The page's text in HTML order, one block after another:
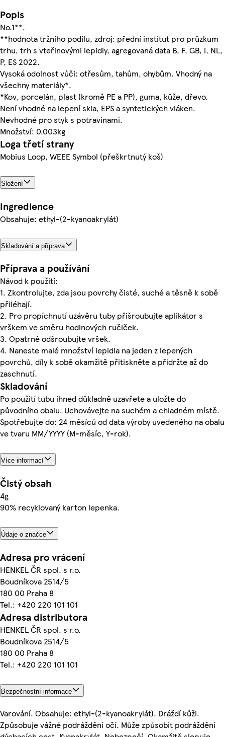
Popis
No.1**.
**hodnota tržního podílu, zdroj: přední institut pro průzkum
trhu, trh s vteřinovými lepidly, agregovaná data B, F, GB, I, NL,
P, ES 2022.
Vysoká odolnost vůči: otřesům, tahům, ohybům. Vhodný na
všechny materiály*.
*Kov, porcelán, plast (kromě PE a PP), guma, kůže, dřevo.
Není vhodné na lepení skla, EPS a syntetických vláken.
Nevhodné pro styk s potravinami.
Množství: 0.003kg
Loga třetí strany
Mobius Loop, WEEE Symbol (přeškrtnutý koš)
Složení
Ingredience
Obsahuje: ethyl-(2-kyanoakrylát)
Skladování a příprava
Příprava a používání
Návod k použití:
1. Zkontrolujte, zda jsou povrchy čisté, suché a těsně k sobě
přiléhají.
2. Pro propíchnutí uzávěru tuby přišroubujte aplikátor s
vrškem ve směru hodinových ručiček.
3. Opatrně odšroubujte vršek.
4. Naneste malé množství lepidla na jeden z lepených
povrchů, díly k sobě okamžitě přitiskněte a přidržte až do
zaschnutí.
Skladování
Po použití tubu ihned důkladně uzavřete a uložte do
původního obalu. Uchovávejte na suchém a chladném místě.
Spotřebujte do: 24 měsíců od data výroby uvedeného na obalu
ve tvaru MM/YYYY (M-měsíc, Y-rok).
Více informací
Čistý obsah
4g
90% recyklovaný karton lepenka.
Údaje o značce
Adresa pro vrácení
HENKEL ČR spol. s r.o.
Boudníkova 2514/5
180 00 Praha 8
Tel.: +420 220 101 101
Adresa distributora
HENKEL ČR spol. s r.o.
Boudníkova 2514/5
180 00 Praha 8
Tel.: +420 220 101 101
Bezpečnostní informace
Varování. Obsahuje: ethyl-(2-kyanoakrylát). Dráždí kůži.
Způsobuje vážné podráždění očí. Může způsobit podráždění